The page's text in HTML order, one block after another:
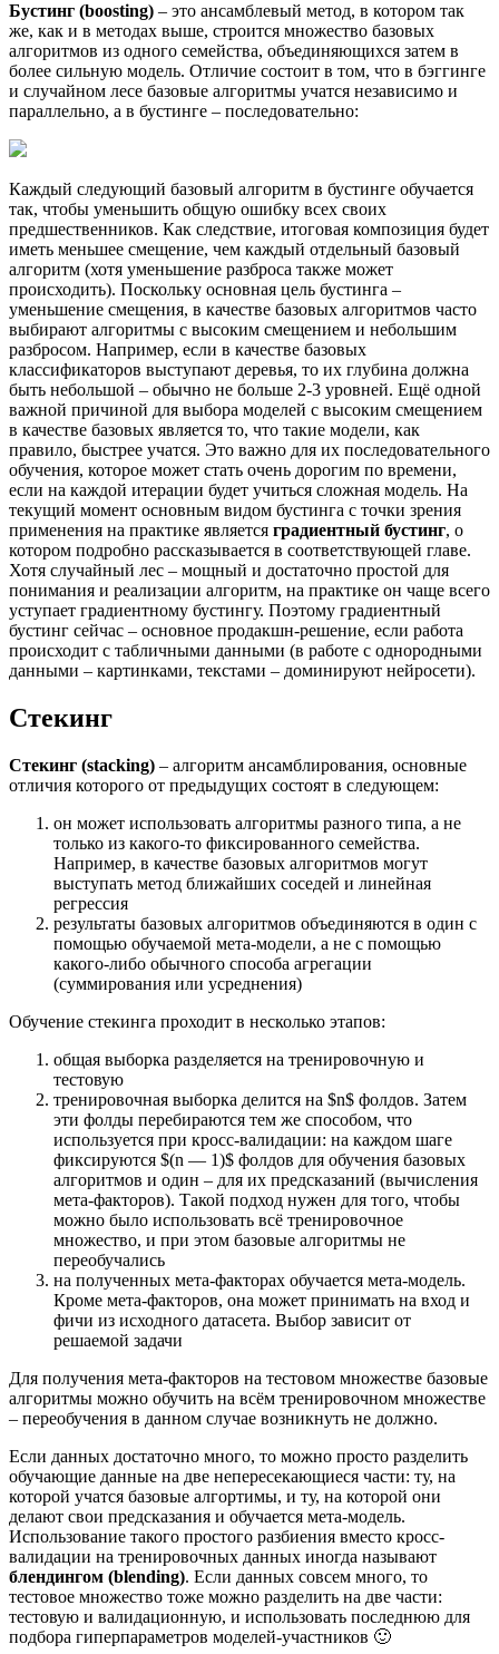
Бустинг (boosting) – это ансамблевый метод, в котором так
же, как и в методах выше, строится множество базовых
алгоритмов из одного семейства, объединяющихся затем в
более сильную модель. Отличие состоит в том, что в бэггинге
и случайном лесе базовые алгоритмы учатся независимо и
параллельно, а в бустинге – последовательно:
Каждый следующий базовый алгоритм в бустинге обучается
так, чтобы уменьшить общую ошибку всех своих
предшественников. Как следствие, итоговая композиция будет
иметь меньшее смещение, чем каждый отдельный базовый
алгоритм (хотя уменьшение разброса также может
происходить). Поскольку основная цель бустинга –
уменьшение смещения, в качестве базовых алгоритмов часто
выбирают алгоритмы с высоким смещением и небольшим
разбросом. Например, если в качестве базовых
классификаторов выступают деревья, то их глубина должна
быть небольшой – обычно не больше 2-3 уровней. Ещё одной
важной причиной для выбора моделей с высоким смещением
в качестве базовых является то, что такие модели, как
правило, быстрее учатся. Это важно для их последовательного
обучения, которое может стать очень дорогим по времени,
если на каждой итерации будет учиться сложная модель. На
текущий момент основным видом бустинга с точки зрения
применения на практике является градиентный бустинг, о
котором подробно рассказывается в соответствующей главе.
Хотя случайный лес – мощный и достаточно простой для
понимания и реализации алгоритм, на практике он чаще всего
уступает градиентному бустингу. Поэтому градиентный
бустинг сейчас – основное продакшн-решение, если работа
происходит с табличными данными (в работе с однородными
данными – картинками, текстами – доминируют нейросети).
Стекинг
Стекинг (stacking) – алгоритм ансамблирования, основные
отличия которого от предыдущих состоят в следующем:
он может использовать алгоритмы разного типа, а не
только из какого-то фиксированного семейства.
Например, в качестве базовых алгоритмов могут
выступать метод ближайших соседей и линейная
регрессия
результаты базовых алгоритмов объединяются в один с
помощью обучаемой мета-модели, а не с помощью
какого-либо обычного способа агрегации
(суммирования или усреднения)
Обучение стекинга проходит в несколько этапов:
общая выборка разделяется на тренировочную и
тестовую
тренировочная выборка делится на $n$ фолдов. Затем
эти фолды перебираются тем же способом, что
используется при кросс-валидации: на каждом шаге
фиксируются $(n — 1)$ фолдов для обучения базовых
алгоритмов и один – для их предсказаний (вычисления
мета-факторов). Такой подход нужен для того, чтобы
можно было использовать всё тренировочное
множество, и при этом базовые алгоритмы не
переобучались
на полученных мета-факторах обучается мета-модель.
Кроме мета-факторов, она может принимать на вход и
фичи из исходного датасета. Выбор зависит от
решаемой задачи
Для получения мета-факторов на тестовом множестве базовые
алгоритмы можно обучить на всём тренировочном множестве
– переобучения в данном случае возникнуть не должно.
Если данных достаточно много, то можно просто разделить
обучающие данные на две непересекающиеся части: ту, на
которой учатся базовые алгортимы, и ту, на которой они
делают свои предсказания и обучается мета-модель.
Использование такого простого разбиения вместо кросс-
валидации на тренировочных данных иногда называют
блендингом (blending). Если данных совсем много, то
тестовое множество тоже можно разделить на две части:
тестовую и валидационную, и использовать последнюю для
подбора гиперпараметров моделей-участников 🙂